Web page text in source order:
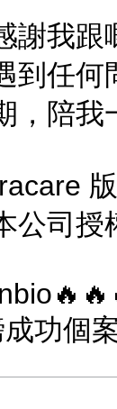
謝我跟
到任何
，陪我
公司授
功個